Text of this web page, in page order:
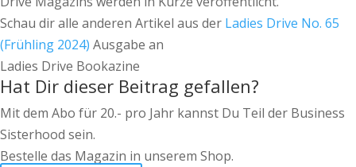
Schau dir alle anderen Artikel aus der Ladies Drive No. 65
(Frühling 2024) Ausgabe an
Ladies Drive Bookazine
Hat Dir dieser Beitrag gefallen?
Mit dem Abo für 20.- pro Jahr kannst Du Teil der Business
Sisterhood sein.
Bestelle das Magazin in unserem Shop.